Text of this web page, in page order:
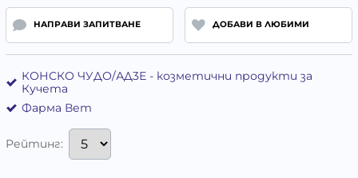
НАПРАВИ ЗАПИТВАНЕ ДОБАВИ В ЛЮБИМИ
КОНСКО ЧУДО/АД3Е - козметични продукти за
Кучета
Фарма Вет
Рейтинг: